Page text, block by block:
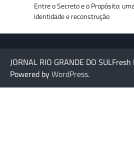
Entre o Secreto e o Propósito:
identidade e reconstrução
JORNAL RIO GRANDE DO
Powered byWordPress.